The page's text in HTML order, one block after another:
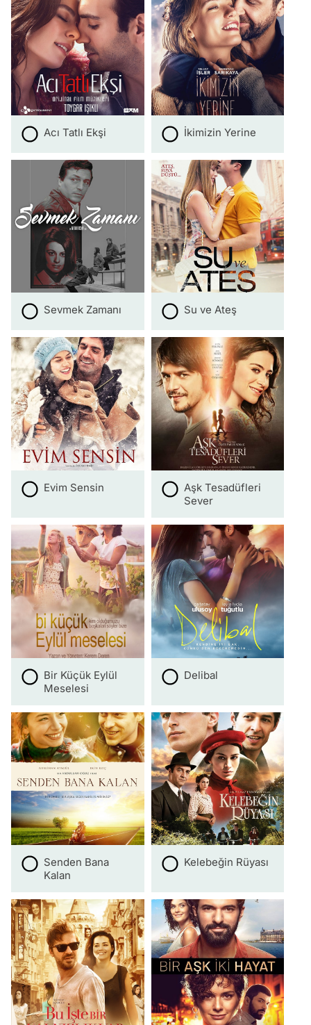
Acı Tatlı Ekşi İkimizin Yerine
Sevmek Zamanı Su ve Ateş
Evim Sensin
Aşk Tesadüfleri
Sever
Bir Küçük Eylül
Meselesi
Delibal
Senden Bana
Kalan
Kelebeğin Rüyası